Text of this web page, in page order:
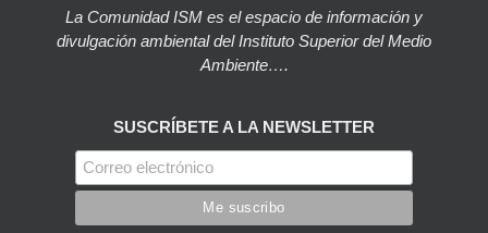
La Comunidad ISM es el espacio de información y
divulgación ambiental del Instituto Superior del Medio
Ambiente….
SUSCRÍBETE A LA NEWSLETTER